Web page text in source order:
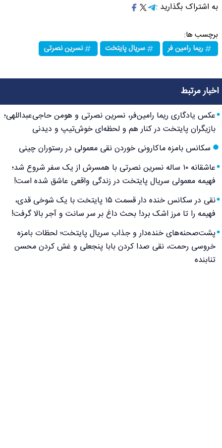
به اشتراک بگذارید :
برچسب ها:
ریما رامین فر سریال پایتخت نسرین نصرتی
اخبار مرتبط
عکس یادگاری ریما رامین‌فر، نسرین نصرتی و هومن حاجی‌عبداللهی؛
بازیگران پایتخت در کنار هم و لحظه‌ای خوش‌تیپ و دیدنی
سکانس بامزه ماکارونی خوردن نقی معمولی در رستوران چینی
عاشقانه ۱۰ ساله نسرین نصرتی با همسرش از یک سفر شروع شد؛
فهیمه معمولی سریال پایتخت در زندگی واقعی عاشق شده است!
نقی در سکانس خنده دار قسمت ۱۵ پایتخت با یک شوخی قدی،
فهیمه را تا مرز اشک برد! بحث داغ بر سر سانت و آجر بالا گرفت!
پشت‌صحنه‌های خنده‌دار و جذاب سریال پایتخت؛ لحظات بامزه
خروسی رحمت، نقی صدا کردن بابا پنجعلی و غش کردن محسن
تنابنده